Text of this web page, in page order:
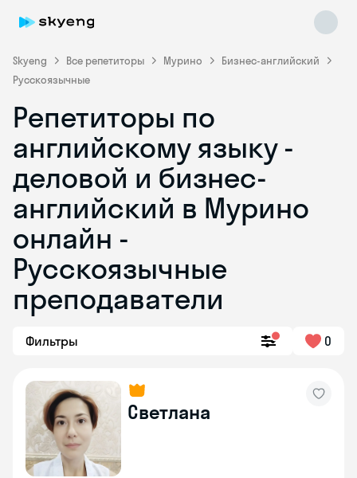
Skyeng Все репетиторы Мурино
Бизнес-английский
Русскоязычные
Репетиторы по
английскому языку -
деловой и бизнес-
английский в Мурино
онлайн -
Русскоязычные
преподаватели
Фильтры 0
Светлана
Skyeng Chat